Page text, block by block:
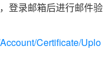
登录邮箱后进行邮件验
Certificate/Uplo